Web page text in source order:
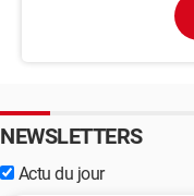
NEWSLETTERS
Actu du jour